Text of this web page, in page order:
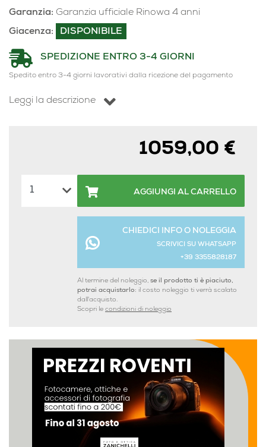
Garanzia: Garanzia ufficiale Rinowa 4 anni
Giacenza:
DISPONIBILE
SPEDIZIONE ENTRO 3-4 GIORNI
Spedito entro 3-4 giorni lavorativi dalla ricezione del pagamento
Leggi la descrizione
1059,00 €
AGGIUNGI AL CARRELLO
CHIEDICI INFO O NOLEGGIA
SCRIVICI SU WHATSAPP
+39 3355828187
Al termine del noleggio, se il prodotto ti è piaciuto,
potrai acquistarlo: il costo noleggio ti verrà scalato
dall'acquisto.
Scopri le condizioni di noleggio